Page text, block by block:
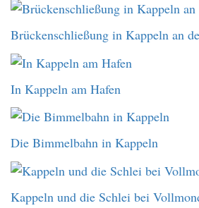
Brückenschließung in Kappeln an
In Kappeln am Hafen
Die Bimmelbahn in Kappeln
Kappeln und die Schlei bei